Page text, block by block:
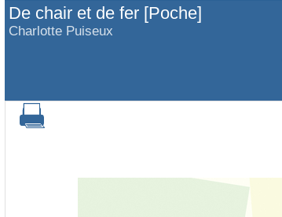
De chair et de fer [Poche]
Charlotte Puiseux